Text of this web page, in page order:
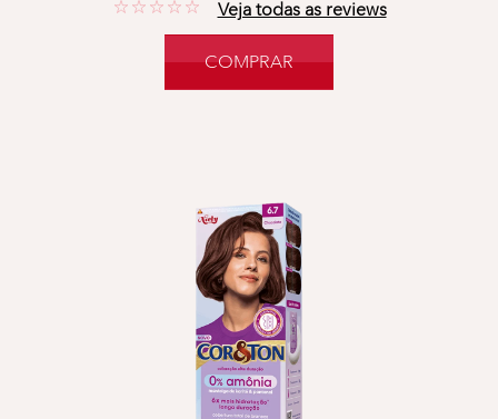
No reviews Veja todas as reviews
COMPRAR